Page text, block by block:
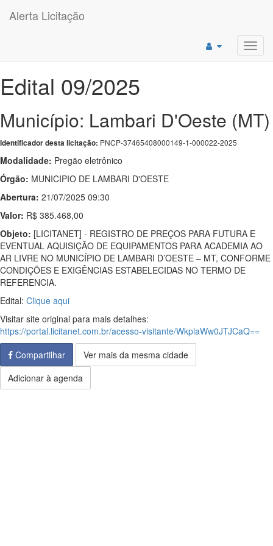
Alerta Licitação
Edital 09/2025
Município: Lambari D'Oeste (MT)
Identificador desta licitação: PNCP-37465408000149-1-000022-2025
Modalidade: Pregão eletrônico
Órgão: MUNICIPIO DE LAMBARI D'OESTE
Abertura: 21/07/2025 09:30
Valor: R$ 385.468,00
Objeto: [LICITANET] - REGISTRO DE PREÇOS PARA FUTURA E
EVENTUAL AQUISIÇÃO DE EQUIPAMENTOS PARA ACADEMIA AO
AR LIVRE NO MUNICÍPIO DE LAMBARI D’OESTE – MT, CONFORME
CONDIÇÕES E EXIGÊNCIAS ESTABELECIDAS NO TERMO DE
REFERENCIA.
Edital: Clique aqui
Visitar site original para mais detalhes:
https://portal.licitanet.com.br/acesso-visitante/WkplaWw0JTJCaQ==
Compartilhar
Ver mais da mesma cidade
Adicionar à agenda